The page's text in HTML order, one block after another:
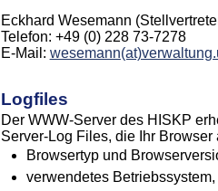
Eckhard Wesemann
Telefon: +49 (0) 228 73-7278
E-Mail:
Logfiles
Der WWW-Server des HISKP
Server-Log Files, die Ihr
Browsertyp und
verwendetes Betriebssystem,